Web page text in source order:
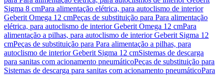
Sigma 8 cmPara alimentação elétrica, para autoclismo de interior
Geberit Omega 12 cmPeças de substituição para Para alimentação
elétrica, para autoclismo de interior Geberit Omega 12 cmPara
alimentação a pilhas, para autoclismo de interior Geberit Sigma 12
cmPeças de substituição para Para alimentação a pilhas, para
autoclismo de interior Geberit Sigma 12 cmSistemas de descarga
para sanitas com acionamento pneumáticoPeças de substituição para
Sistemas de descarga para sanitas com acionamento pneumáticoPara